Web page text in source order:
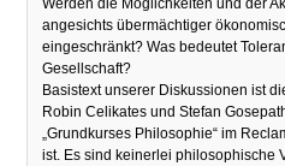
Werden die Möglichkeiten und der
angesichts übermächtiger
eingeschränkt? Was bedeutet
Gesellschaft?
Basistext unserer Diskussionen ist
Robin Celikates und Stefan
„Grundkurses Philosophie“ im
ist. Es sind keinerlei philosophische